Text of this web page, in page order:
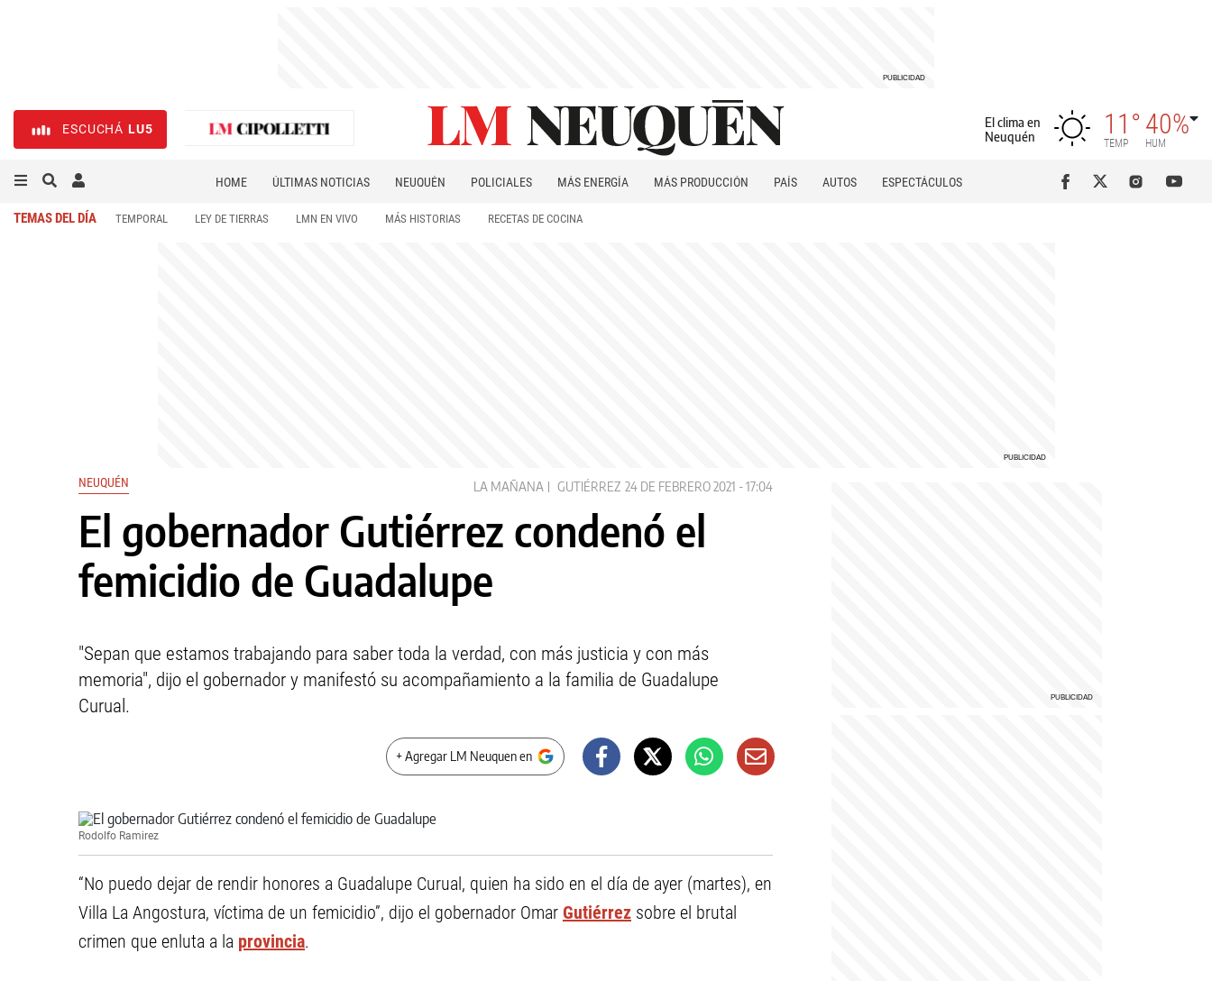
ESCUCHÁ LU5
El clima en
Neuquén
11°
TEMP
40%
HUM
HOME ÚLTIMAS NOTICIAS NEUQUÉN POLICIALES MÁS ENERGÍA MÁS PRODUCCIÓN PAÍS AUTOS
ESPECTÁCULOS
TEMAS DEL DÍA TEMPORAL LEY DE TIERRAS LMN EN VIVO MÁS HISTORIAS RECETAS DE COCINA
NEUQUÉN LA MAÑANA GUTIÉRREZ 24 DE FEBRERO 2021 - 17:04
El gobernador Gutiérrez condenó el
femicidio de Guadalupe
"Sepan que estamos trabajando para saber toda la verdad, con más justicia y con más
memoria", dijo el gobernador y manifestó su acompañamiento a la familia de Guadalupe
Curual.
+ Agregar LM Neuquen en
Rodolfo Ramirez
“No puedo dejar de rendir honores a Guadalupe Curual, quien ha sido en el día de ayer (martes), en
Villa La Angostura, víctima de un femicidio”, dijo el gobernador Omar Gutiérrez sobre el brutal
crimen que enluta a la provincia.